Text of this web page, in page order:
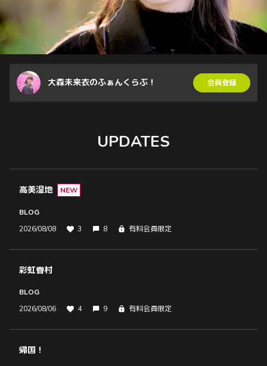
大森未来衣のふぁんくらぶ！ 会員登録
UPDATES
高美湿地 NEW
BLOG
2026/08/08
3 8 有料会員限定
彩虹眷村
BLOG
2026/08/06
4 9 有料会員限定
帰国！